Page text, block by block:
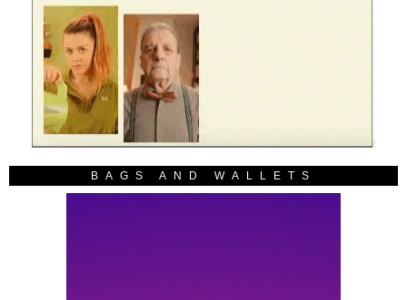
BAGS AND WALLETS